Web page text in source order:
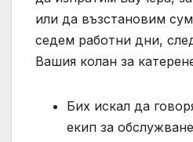
или да възстановим
седем работни дни,
Вашия колан за
Бих искал да
екип за